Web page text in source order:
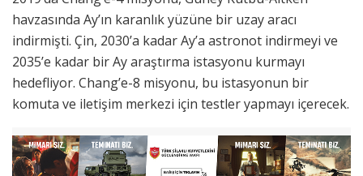
havzasında Ay’ın karanlık yüzüne bir uzay aracı
indirmişti. Çin, 2030’a kadar Ay’a astronot indirmeyi ve
2035’e kadar bir Ay araştırma istasyonu kurmayı
hedefliyor. Chang’e-8 misyonu, bu istasyonun bir
komuta ve iletişim merkezi için testler yapmayı içerecek.